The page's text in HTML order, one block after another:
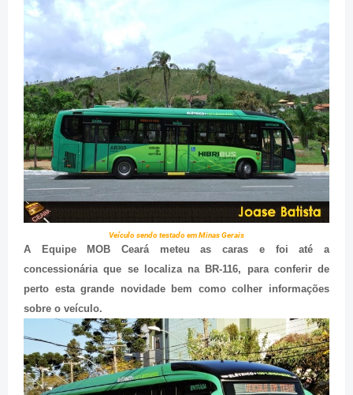
Veículo sendo testado em Minas Gerais
A Equipe MOB Ceará meteu as caras e foi até a
concessionária que se localiza na BR-116, para conferir de
perto esta grande novidade bem como colher informações
sobre o veículo.